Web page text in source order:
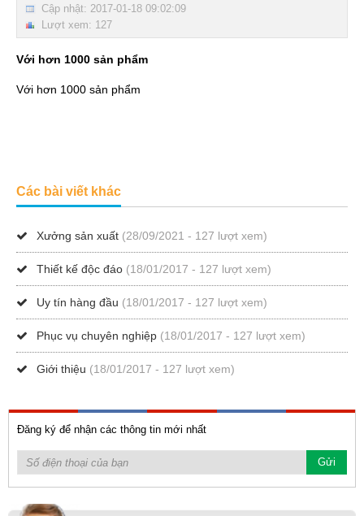
Cập nhật: 2017-01-18 09:02:09
Lượt xem: 127
Với hơn 1000 sản phẩm
Với hơn 1000 sản phẩm
Các bài viết khác
Xưởng sản xuất (28/09/2021 - 127 lượt xem)
Thiết kế độc đáo (18/01/2017 - 127 lượt xem)
Uy tín hàng đầu (18/01/2017 - 127 lượt xem)
Phục vụ chuyên nghiệp (18/01/2017 - 127 lượt xem)
Giới thiệu (18/01/2017 - 127 lượt xem)
Đăng ký để nhận các thông tin mới nhất